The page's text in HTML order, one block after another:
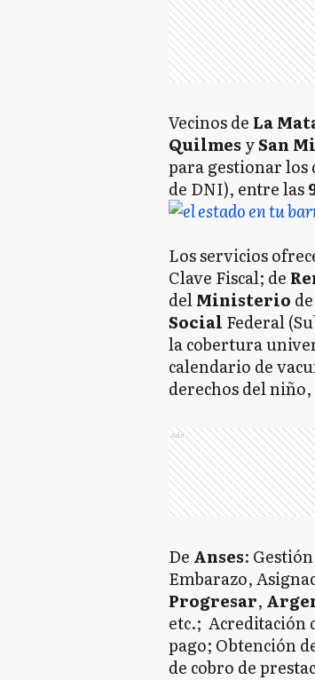
Vecinos de La
Quilmes ySan
para gestionar los
de DNI), entre las
Los servicios
Clave Fiscal; de
delMinisterio de
Social Federal
la cobertura
calendario de
derechos del
Ads
De Anses:
Embarazo,
Progresar,
etc.; Acreditación
pago; Obtención
de cobro de